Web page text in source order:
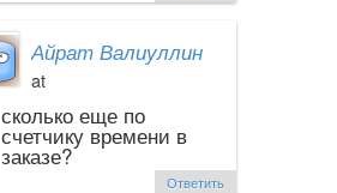
Айрат Валиуллин
at
сколько еще по
счетчику времени в
заказе?
Ответить